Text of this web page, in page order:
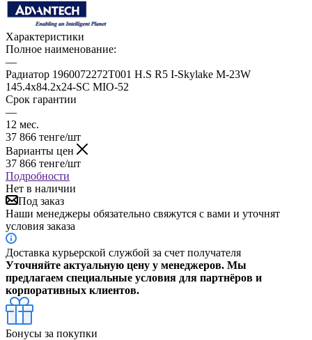
Характеристики
Полное наименование:
—
Радиатор 1960072272T001 H.S R5 I-Skylake M-23W
145.4x84.2x24-SC MIO-52
Срок гарантии
—
12 мес.
37 866 тенге/шт
Варианты цен
37 866 тенге/шт
Подробности
Нет в наличии
Под заказ
Наши менеджеры обязательно свяжутся с вами и уточнят
условия заказа
Доставка курьерской службой за счет получателя
Уточняйте актуальную цену у менеджеров. Мы
предлагаем специальные условия для партнёров и
корпоративных клиентов.
Бонусы за покупки